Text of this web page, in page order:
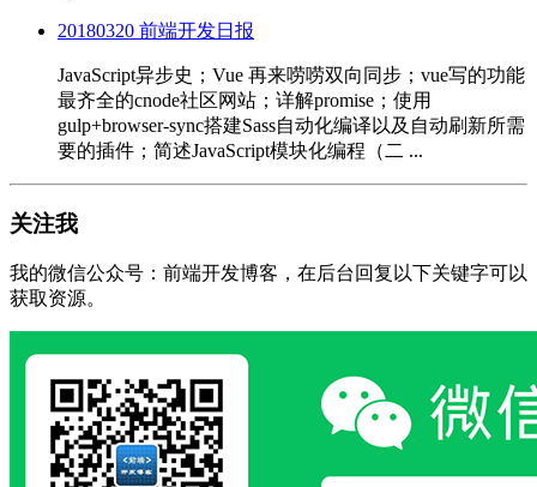
20180320 前端开发日报
JavaScript异步史；Vue 再来唠唠双向同步；vue写的功能
最齐全的cnode社区网站；详解promise；使用
gulp+browser-sync搭建Sass自动化编译以及自动刷新所需
要的插件；简述JavaScript模块化编程（二 ...
关注我
我的微信公众号：前端开发博客，在后台回复以下关键字可以
获取资源。